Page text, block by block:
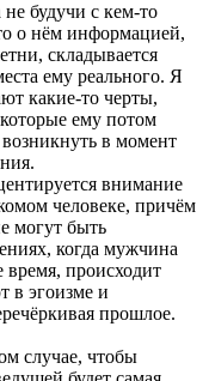
не будучи с кем-то
о нём информацией,
складывается
ему реального. Я
какие-то черты,
ему потом
в момент
внимание
человеке, причём
могут быть
когда мужчина
время, происходит
в эгоизме и
прошлое.
случае, чтобы